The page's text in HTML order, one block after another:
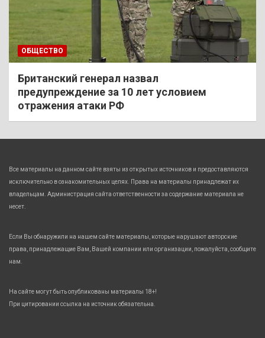
ОБЩЕСТВО
Британский генерал назвал
предупреждение за 10 лет условием
отражения атаки РФ
Все материалы на данном сайте взяты из открытых источников и предоставляются
исключительно в ознакомительных целях. Права на материалы принадлежат их
владельцам. Администрация сайта ответственности за содержание материала не
несет.
Если Вы обнаружили на нашем сайте материалы, которые нарушают авторские
права, принадлежащие Вам, Вашей компании или организации, пожалуйста, сообщите
нам.
На сайте могут быть опубликованы материалы 18+!
При цитировании ссылка на источник обязательна.